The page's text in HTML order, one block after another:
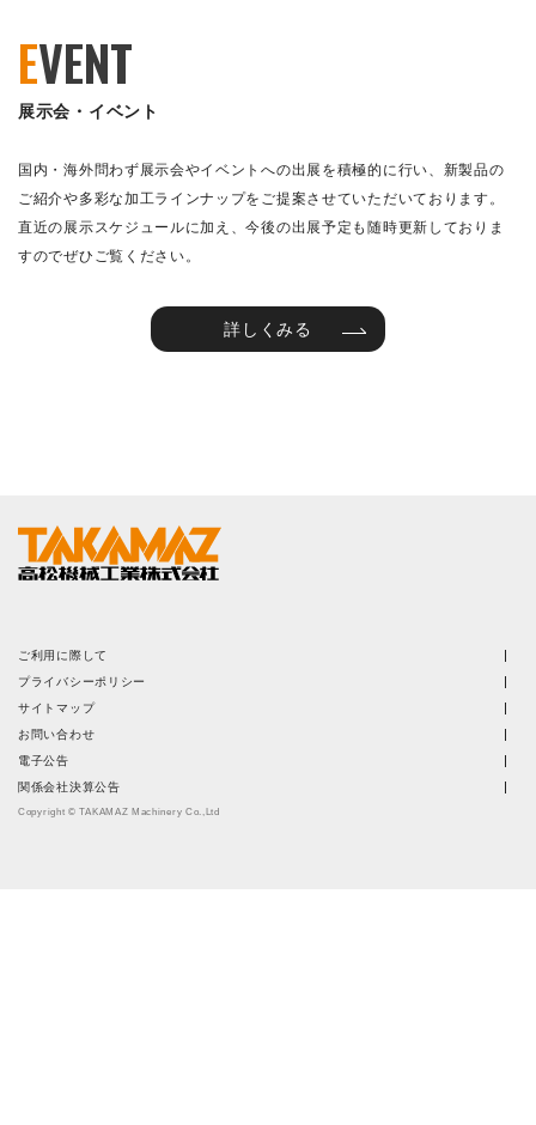
EVENT
展示会・イベント
国内・海外問わず展示会やイベントへの出展を積極的に行い、新製品の
ご紹介や多彩な加工ラインナップをご提案させていただいております。
直近の展示スケジュールに加え、今後の出展予定も随時更新しておりま
すのでぜひご覧ください。
詳しくみる
ご利用に際して
プライバシーポリシー
サイトマップ
お問い合わせ
電子公告
関係会社決算公告
Copyright © TAKAMAZ Machinery Co.,Ltd